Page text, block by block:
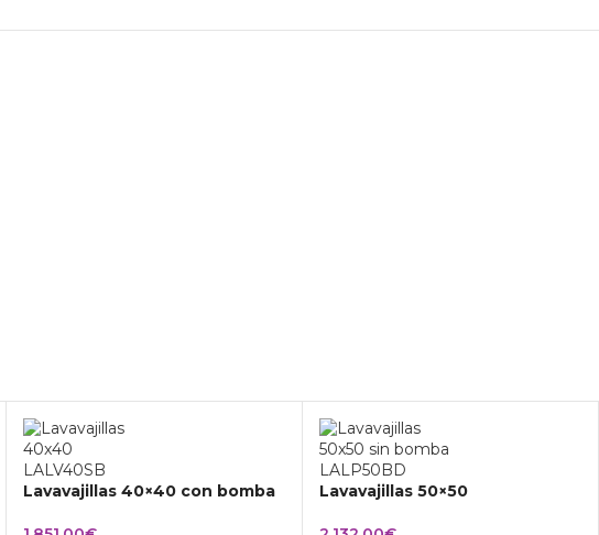
Lavavajillas 40×40 con bomba Lavavajillas 50×50